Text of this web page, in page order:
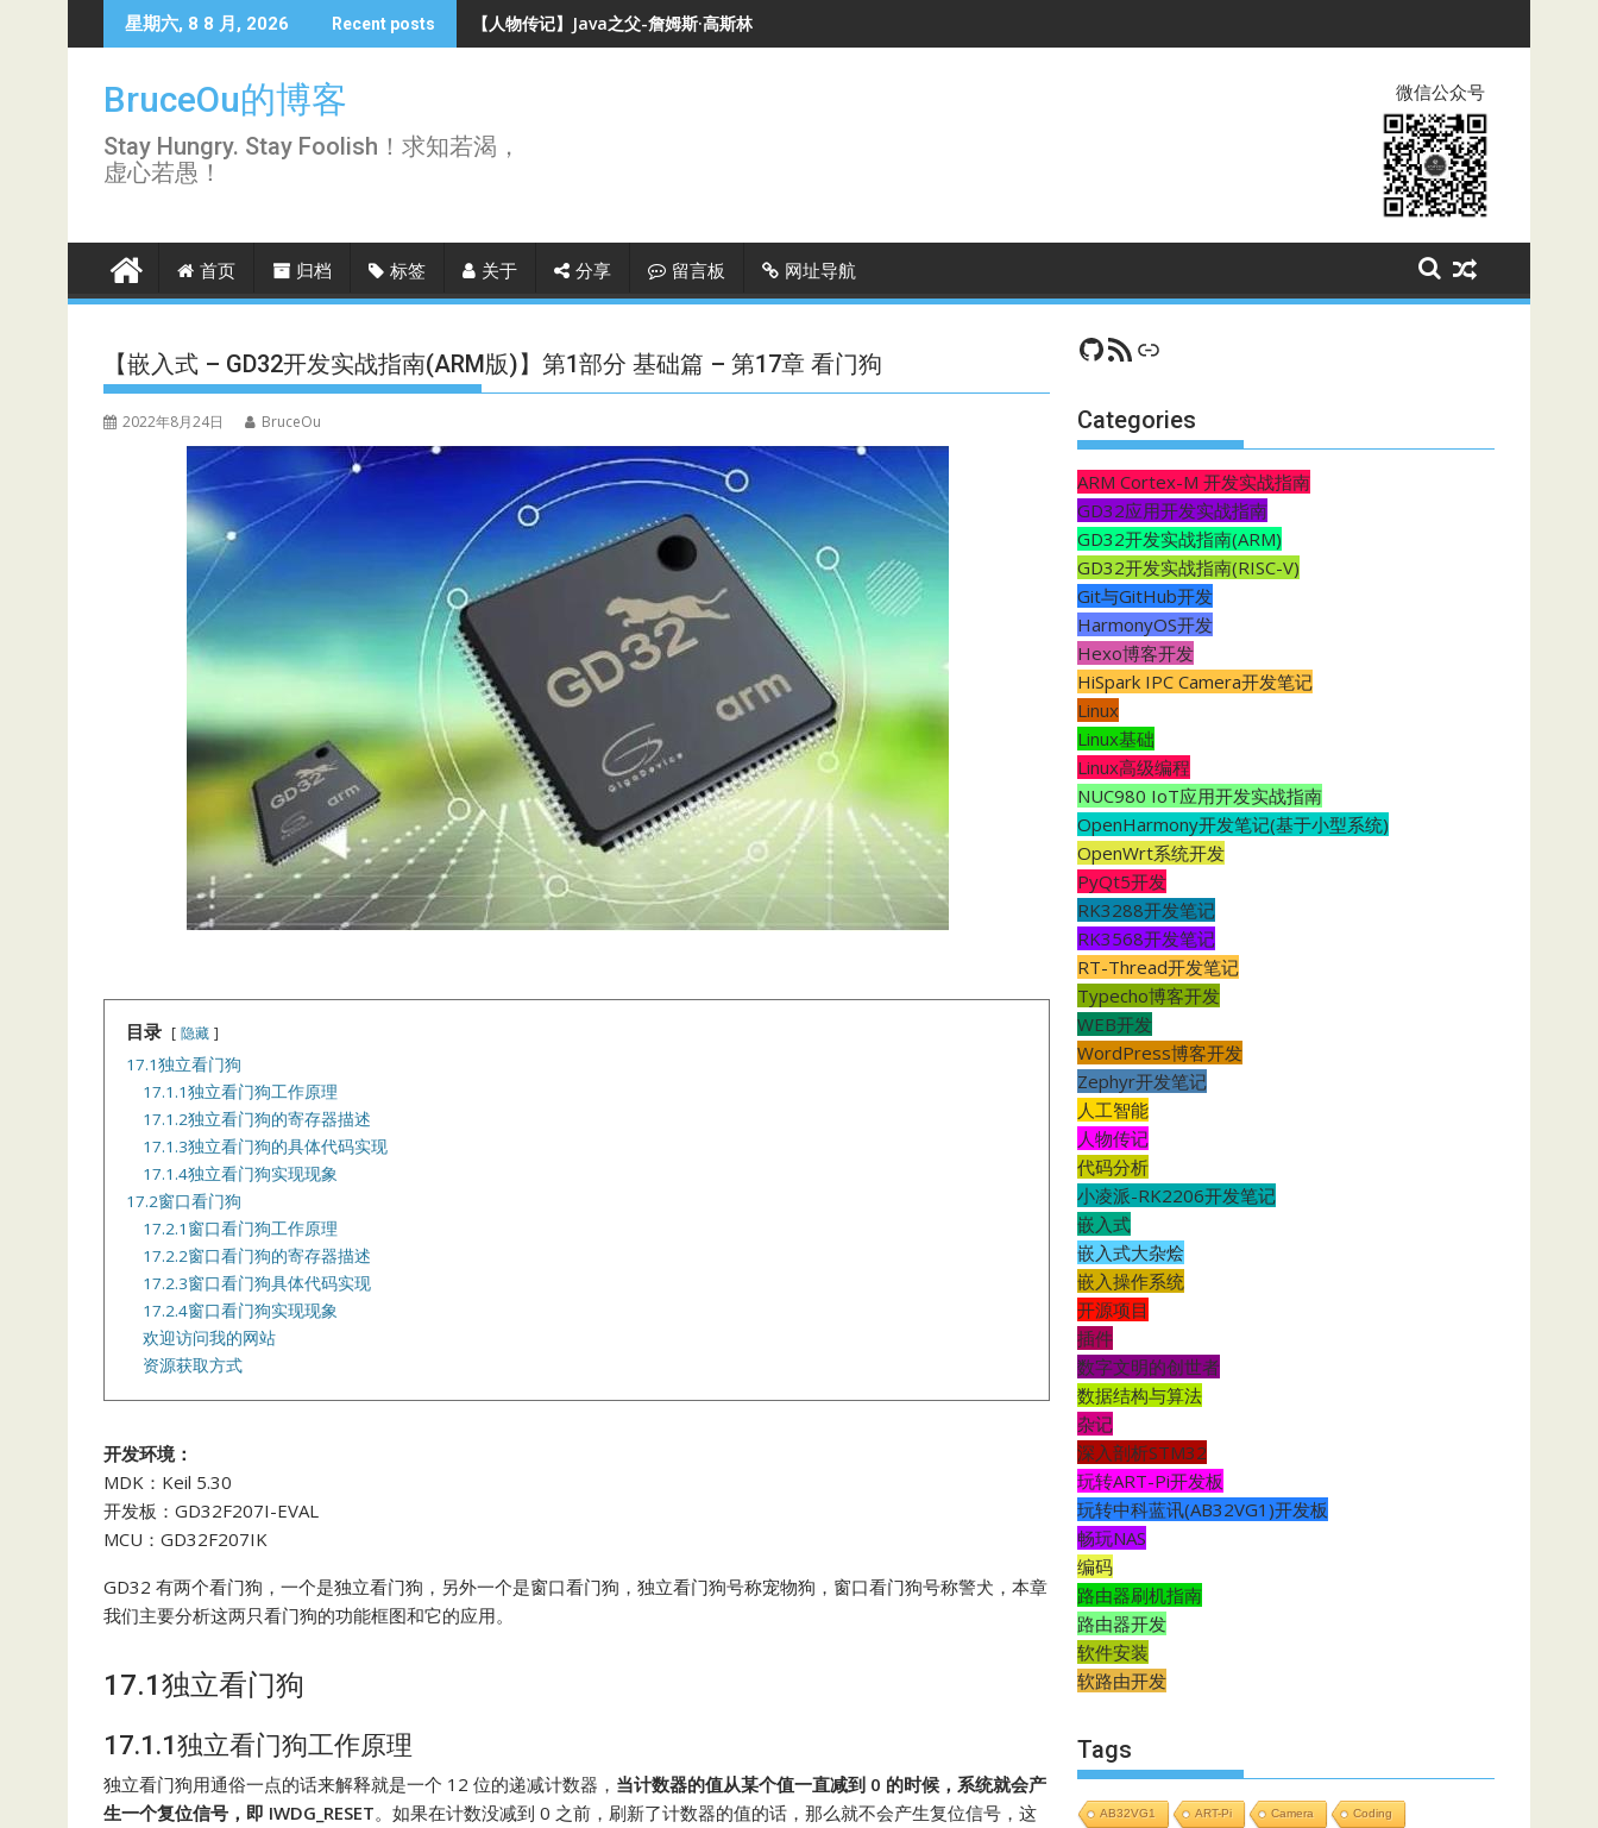
to
星期六, 8 8 月, 2026 Recent posts 【人物传记】Java之父-詹姆斯·高斯林
BruceOu的博客
Stay Hungry. Stay Foolish！求知若渴，
虚心若愚！
微信公众号
首页 归档 标签 关于 分享 留言板 网址导航
【嵌入式 – GD32开发实战指南(ARM版)】第1部分 基础篇 – 第17章 看门狗
2022年8月24日 BruceOu
目录 隐藏
17.1独立看门狗
17.1.1独立看门狗工作原理
17.1.2独立看门狗的寄存器描述
17.1.3独立看门狗的具体代码实现
17.1.4独立看门狗实现现象
17.2窗口看门狗
17.2.1窗口看门狗工作原理
17.2.2窗口看门狗的寄存器描述
17.2.3窗口看门狗具体代码实现
17.2.4窗口看门狗实现现象
欢迎访问我的网站
资源获取方式
开发环境：
MDK：Keil 5.30
开发板：GD32F207I-EVAL
MCU：GD32F207IK
GD32 有两个看门狗，一个是独立看门狗，另外一个是窗口看门狗，独立看门狗号称宠物狗，窗口看门狗号称警犬，本章
我们主要分析这两只看门狗的功能框图和它的应用。
17.1独立看门狗
17.1.1独立看门狗工作原理
独立看门狗用通俗一点的话来解释就是一个 12 位的递减计数器， 当计数器的值从某个值一直减到 0 的时候，系统就会产
生一个复位信号，即 IWDG_RESET。如果在计数没减到 0 之前，刷新了计数器的值的话，那么就不会产生复位信号，这
GitHub
RSS FeedCSDN
Categories
ARM Cortex-M 开发实战指南
GD32应用开发实战指南
GD32开发实战指南(ARM)
GD32开发实战指南(RISC-V)
Git与GitHub开发
HarmonyOS开发
Hexo博客开发
HiSpark IPC Camera开发笔记
Linux
Linux基础
Linux高级编程
NUC980 IoT应用开发实战指南
OpenHarmony开发笔记(基于小型系统)
OpenWrt系统开发
PyQt5开发
RK3288开发笔记
RK3568开发笔记
RT-Thread开发笔记
Typecho博客开发
WEB开发
WordPress博客开发
Zephyr开发笔记
人工智能
人物传记
代码分析
小凌派-RK2206开发笔记
嵌入式
嵌入式大杂烩
嵌入操作系统
开源项目
插件
数字文明的创世者
数据结构与算法
杂记
深入剖析STM32
玩转ART-Pi开发板
玩转中科蓝讯(AB32VG1)开发板
畅玩NAS
编码
路由器刷机指南
路由器开发
软件安装
软路由开发
Tags
AB32VG1 ART-Pi Camera Coding